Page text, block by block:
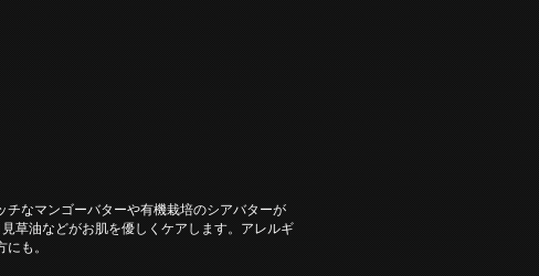
なマンゴーバターや有機栽培のシアバターが
草油などがお肌を優しくケアします。アレルギ
も。